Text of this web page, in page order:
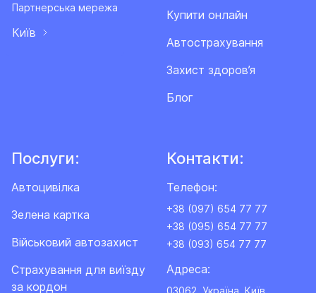
Партнерська мережа
Київ
Купити онлайн
Автострахування
Захист здоров’я
Блог
Послуги:
Автоцивілка
Зелена картка
Військовий автозахист
Cтрахування для виїзду
за кордон
Контакти:
Телефон:
+38 (097) 654 77 77
+38 (095) 654 77 77
+38 (093) 654 77 77
Адреса: